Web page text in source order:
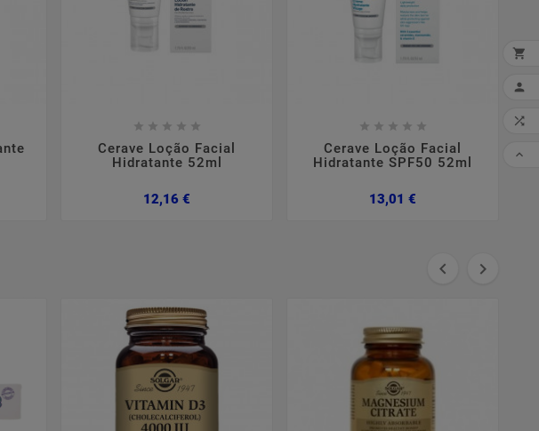
    
Cerave Loção Facial
Hidratante 52ml
12,16 €
    
Cerave Loção Facial
Hidratante SPF50 52ml
13,01 €
 



